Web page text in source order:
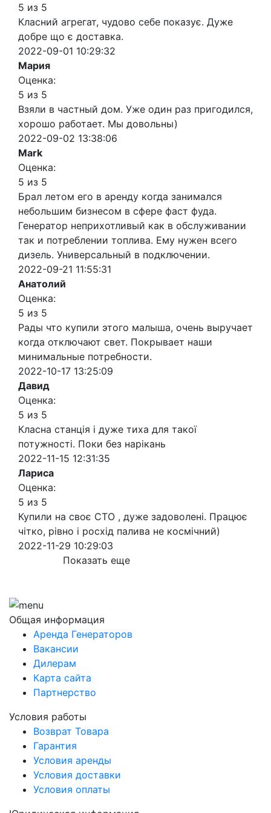
5 из 5
Класний агрегат, чудово себе показує. Дуже
добре що є доставка.
2022-09-01 10:29:32
Мария
Оценка:
5 из 5
Взяли в частный дом. Уже один раз пригодился,
хорошо работает. Мы довольны)
2022-09-02 13:38:06
Mark
Оценка:
5 из 5
Брал летом его в аренду когда занимался
небольшим бизнесом в сфере фаст фуда.
Генератор неприхотливый как в обслуживании
так и потреблении топлива. Ему нужен всего
дизель. Универсальный в подключении.
2022-09-21 11:55:31
Анатолий
Оценка:
5 из 5
Рады что купили этого малыша, очень выручает
когда отключают свет. Покрывает наши
минимальные потребности.
2022-10-17 13:25:09
Давид
Оценка:
5 из 5
Класна станція і дуже тиха для такої
потужності. Поки без нарікань
2022-11-15 12:31:35
Лариса
Оценка:
5 из 5
Купили на своє СТО , дуже задоволені. Працює
чітко, рівно і росхід палива не космічний)
2022-11-29 10:29:03
Показать еще
Общая информация
Аренда Генераторов
Вакансии
Дилерам
Карта сайта
Партнерство
Условия работы
Возврат Товара
Гарантия
Условия аренды
Условия доставки
Условия оплаты